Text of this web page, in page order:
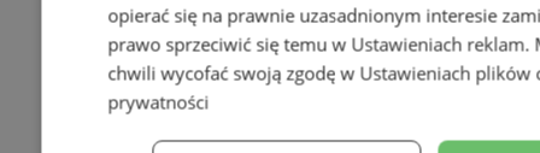
opierać się na prawnie uzasadnionym interesie
prawo sprzeciwić się temu w Ustawieniach reklam.
chwili wycofać swoją zgodę w Ustawieniach plików
prywatności